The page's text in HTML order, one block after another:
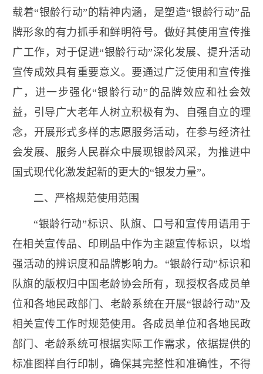
载着“银龄行动”的精神内涵，是塑造“银龄行动”品
牌形象的有力抓手和鲜明符号。做好其使用宣传推
广工作，对于促进“银龄行动”深化发展、提升活动
宣传成效具有重要意义。要通过广泛使用和宣传推
广，进一步强化“银龄行动”的品牌效应和社会效
益，引导广大老年人树立积极有为、自强自立的理
念，开展形式多样的志愿服务活动，在参与经济社
会发展、服务人民群众中展现银龄风采，为推进中
国式现代化激发起新的更大的“银发力量”。
二、严格规范使用范围
“银龄行动”标识、队旗、口号和宣传用语用于
在相关宣传品、印刷品中作为主题宣传标识，以增
强活动的辨识度和品牌影响力。“银龄行动”标识和
队旗的版权归中国老龄协会所有，现授权各成员单
位和各地民政部门、老龄系统在开展“银龄行动”及
相关宣传工作时规范使用。各成员单位和各地民政
部门、老龄系统可根据实际工作需求，依据提供的
标准图样自行印制，确保其完整性和准确性，不得